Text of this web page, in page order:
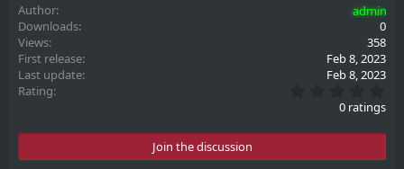
Author
admin
Downloads
0
Views
358
First release
Feb 8, 2023
Last update
Feb 8, 2023
Rating
.
0
0
t
0 ratings
Join the discussion